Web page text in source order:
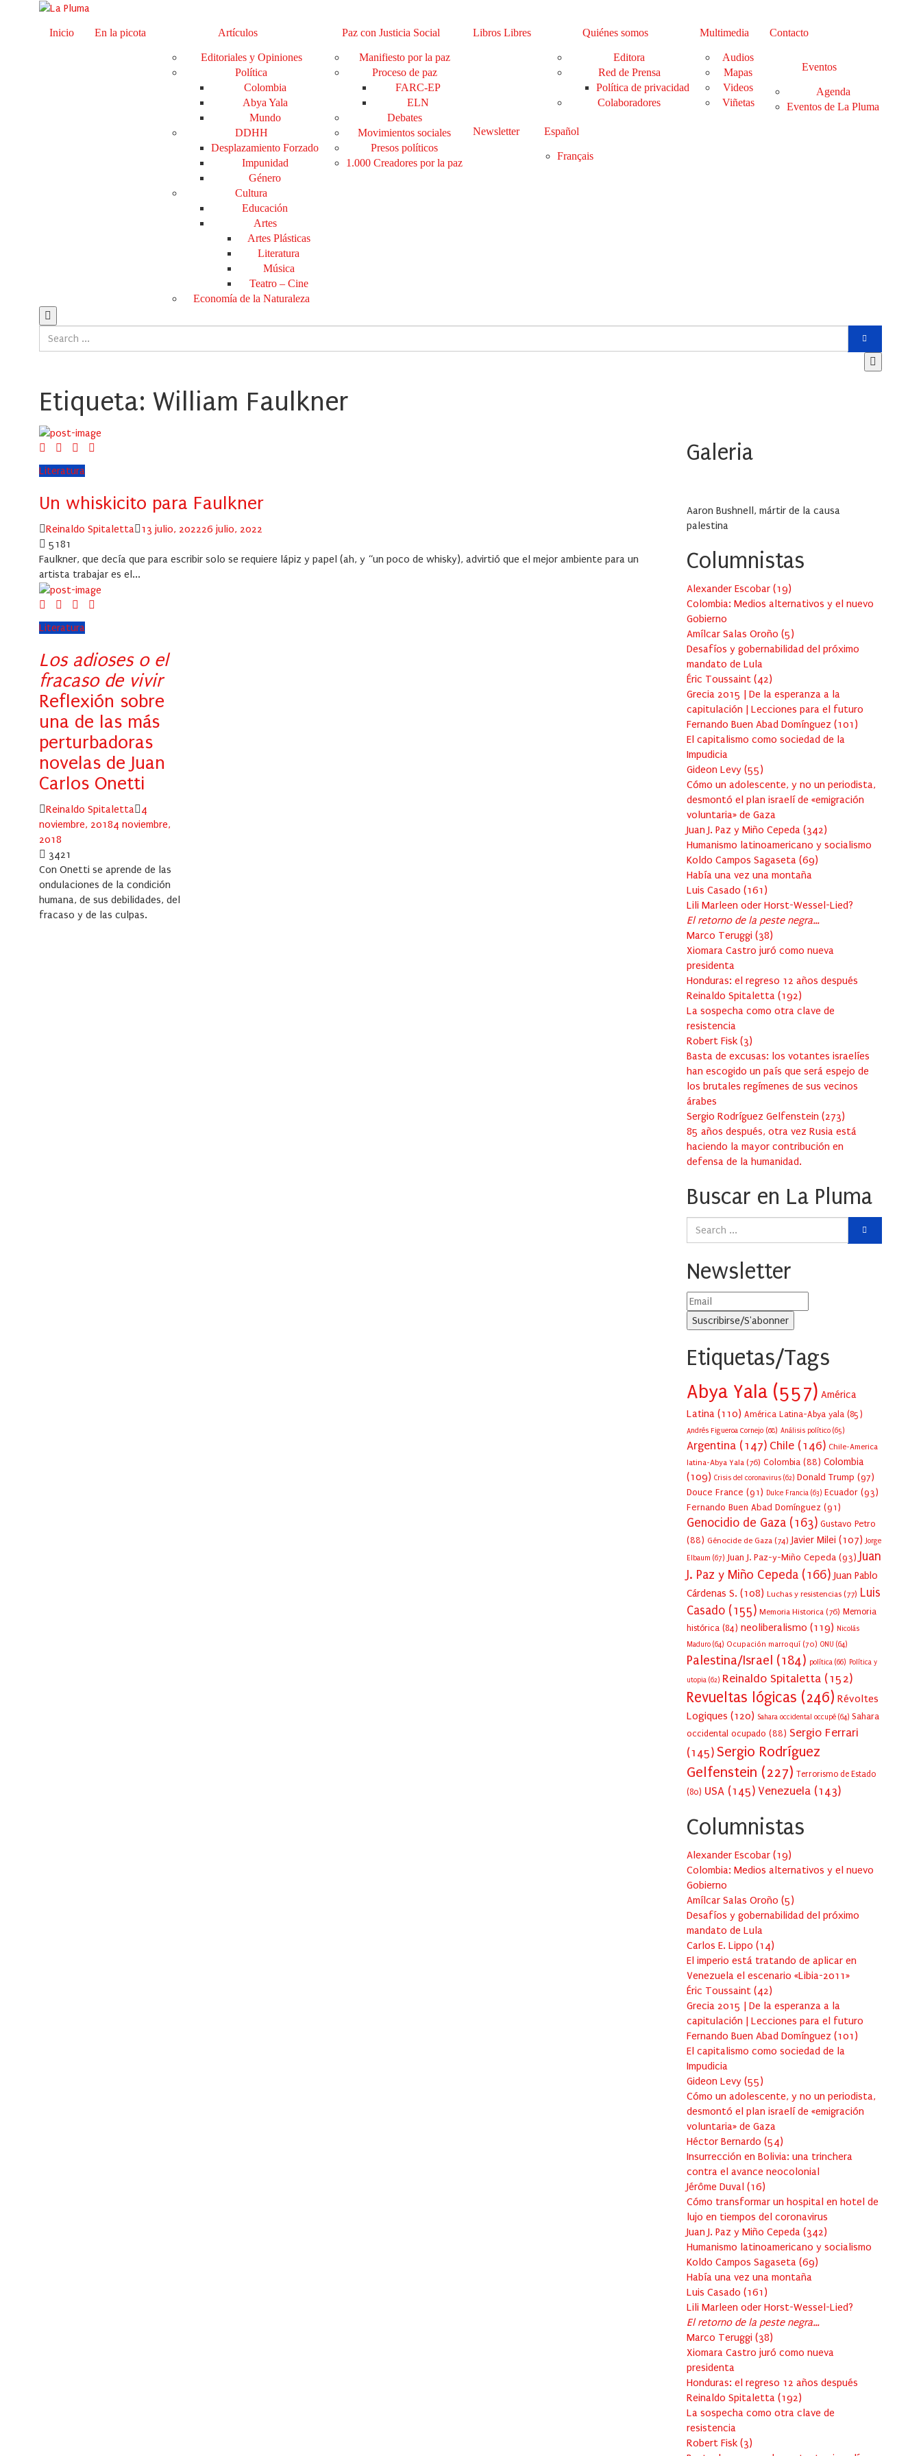
Inicio En la picota Artículos
Editoriales y Opiniones
Política
Colombia
Abya Yala
Mundo
DDHH
Desplazamiento Forzado
Impunidad
Género
Cultura
Educación
Artes
Artes Plásticas
Literatura
Música
Teatro – Cine
Economía de la Naturaleza
Paz con Justicia Social
Manifiesto por la paz
Proceso de paz
FARC-EP
ELN
Debates
Movimientos sociales
Presos políticos
1.000 Creadores por la paz
Libros Libres Quiénes somos
Editora
Red de Prensa
Política de privacidad
Colaboradores
Multimedia
Audios
Mapas
Videos
Viñetas
Contacto
Eventos
Agenda
Eventos de La Pluma
Newsletter Español
Français
Etiqueta: William Faulkner
Literatura
Un whiskicito para Faulkner
Author
Reinaldo Spitaletta
Posted
13 julio, 202226 julio, 2022
5181
Faulkner, que decía que para escribir solo se requiere lápiz y papel (ah, y “un poco de whisky), advirtió que el mejor ambiente para un
artista trabajar es el...
Literatura
Los adioses o el
fracaso de vivir
Reflexión sobre
una de las más
perturbadoras
novelas de Juan
Carlos Onetti
Author
Reinaldo Spitaletta
Posted
on
4
noviembre, 20184 noviembre,
2018
3421
Con Onetti se aprende de las
ondulaciones de la condición
humana, de sus debilidades, del
fracaso y de las culpas.
Galeria
Aaron Bushnell, mártir de la causa
palestina
Columnistas
Alexander Escobar (19)
Colombia: Medios alternativos y el nuevo
Gobierno
Amílcar Salas Oroño (5)
Desafíos y gobernabilidad del próximo
mandato de Lula
Éric Toussaint (42)
Grecia 2015 | De la esperanza a la
capitulación | Lecciones para el futuro
Fernando Buen Abad Domínguez (101 )
El capitalismo como sociedad de la
Impudicia
Gideon Levy (55)
Cómo un adolescente, y no un periodista,
desmontó el plan israelí de «emigración
voluntaria» de Gaza
Juan J. Paz y Miño Cepeda (342)
Humanismo latinoamericano y socialismo
Koldo Campos Sagaseta (69)
Había una vez una montaña
Luis Casado (161 )
Lili Marleen oder Horst-Wessel-Lied?
El retorno de la peste negra…
Marco Teruggi (38)
Xiomara Castro juró como nueva
presidenta
Honduras: el regreso 12 años después
Reinaldo Spitaletta (192)
La sospecha como otra clave de
resistencia
Robert Fisk (3)
Basta de excusas: los votantes israelíes
han escogido un país que será espejo de
los brutales regímenes de sus vecinos
árabes
Sergio Rodríguez Gelfenstein (273)
85 años después, otra vez Rusia está
haciendo la mayor contribución en
defensa de la humanidad.
Buscar en La Pluma
Newsletter
Etiquetas/Tags
Abya Yala (557) América
Latina (110) América Latina-Abya yala (85)
Andrés Figueroa Cornejo (68) Análisis político (65)
Argentina (147) Chile (146) Chile-America
latina-Abya Yala (76) Colombia (88) Colombia
(109) Crisis del coronavirus (62) Donald Trump (97)
Douce France (91) Dulce Francia (63) Ecuador (93)
Fernando Buen Abad Domínguez (91)
Genocidio de Gaza (163) Gustavo Petro
(88) Génocide de Gaza (74) Javier Milei (107) Jorge
Elbaum (67) Juan J. Paz-y-Miño Cepeda (93) Juan
J. Paz y Miño Cepeda (166) Juan Pablo
Cárdenas S. (108) Luchas y resistencias (77) Luis
Casado (155) Memoria Historica (76) Memoria
histórica (84) neoliberalismo (119) Nicolás
Maduro (64) Ocupación marroquí (70) ONU (64)
Palestina/Israel (184) política (66) Política y
utopia (62) Reinaldo Spitaletta (152)
Revueltas lógicas (246) Révoltes
Logiques (120) Sahara occidental occupé (64) Sahara
occidental ocupado (88) Sergio Ferrari
(145) Sergio Rodríguez
Gelfenstein (227) Terrorismo de Estado
(80) USA (145) Venezuela (143)
Columnistas
Alexander Escobar (19)
Colombia: Medios alternativos y el nuevo
Gobierno
Amílcar Salas Oroño (5)
Desafíos y gobernabilidad del próximo
mandato de Lula
Carlos E. Lippo (14)
El imperio está tratando de aplicar en
Venezuela el escenario «Libia-2011»
Éric Toussaint (42)
Grecia 2015 | De la esperanza a la
capitulación | Lecciones para el futuro
Fernando Buen Abad Domínguez (101 )
El capitalismo como sociedad de la
Impudicia
Gideon Levy (55)
Cómo un adolescente, y no un periodista,
desmontó el plan israelí de «emigración
voluntaria» de Gaza
Héctor Bernardo (54)
Insurrección en Bolivia: una trinchera
contra el avance neocolonial
Jérôme Duval (16)
Cómo transformar un hospital en hotel de
lujo en tiempos del coronavirus
Juan J. Paz y Miño Cepeda (342)
Humanismo latinoamericano y socialismo
Koldo Campos Sagaseta (69)
Había una vez una montaña
Luis Casado (161 )
Lili Marleen oder Horst-Wessel-Lied?
El retorno de la peste negra…
Marco Teruggi (38)
Xiomara Castro juró como nueva
presidenta
Honduras: el regreso 12 años después
Reinaldo Spitaletta (192)
La sospecha como otra clave de
resistencia
Robert Fisk (3)